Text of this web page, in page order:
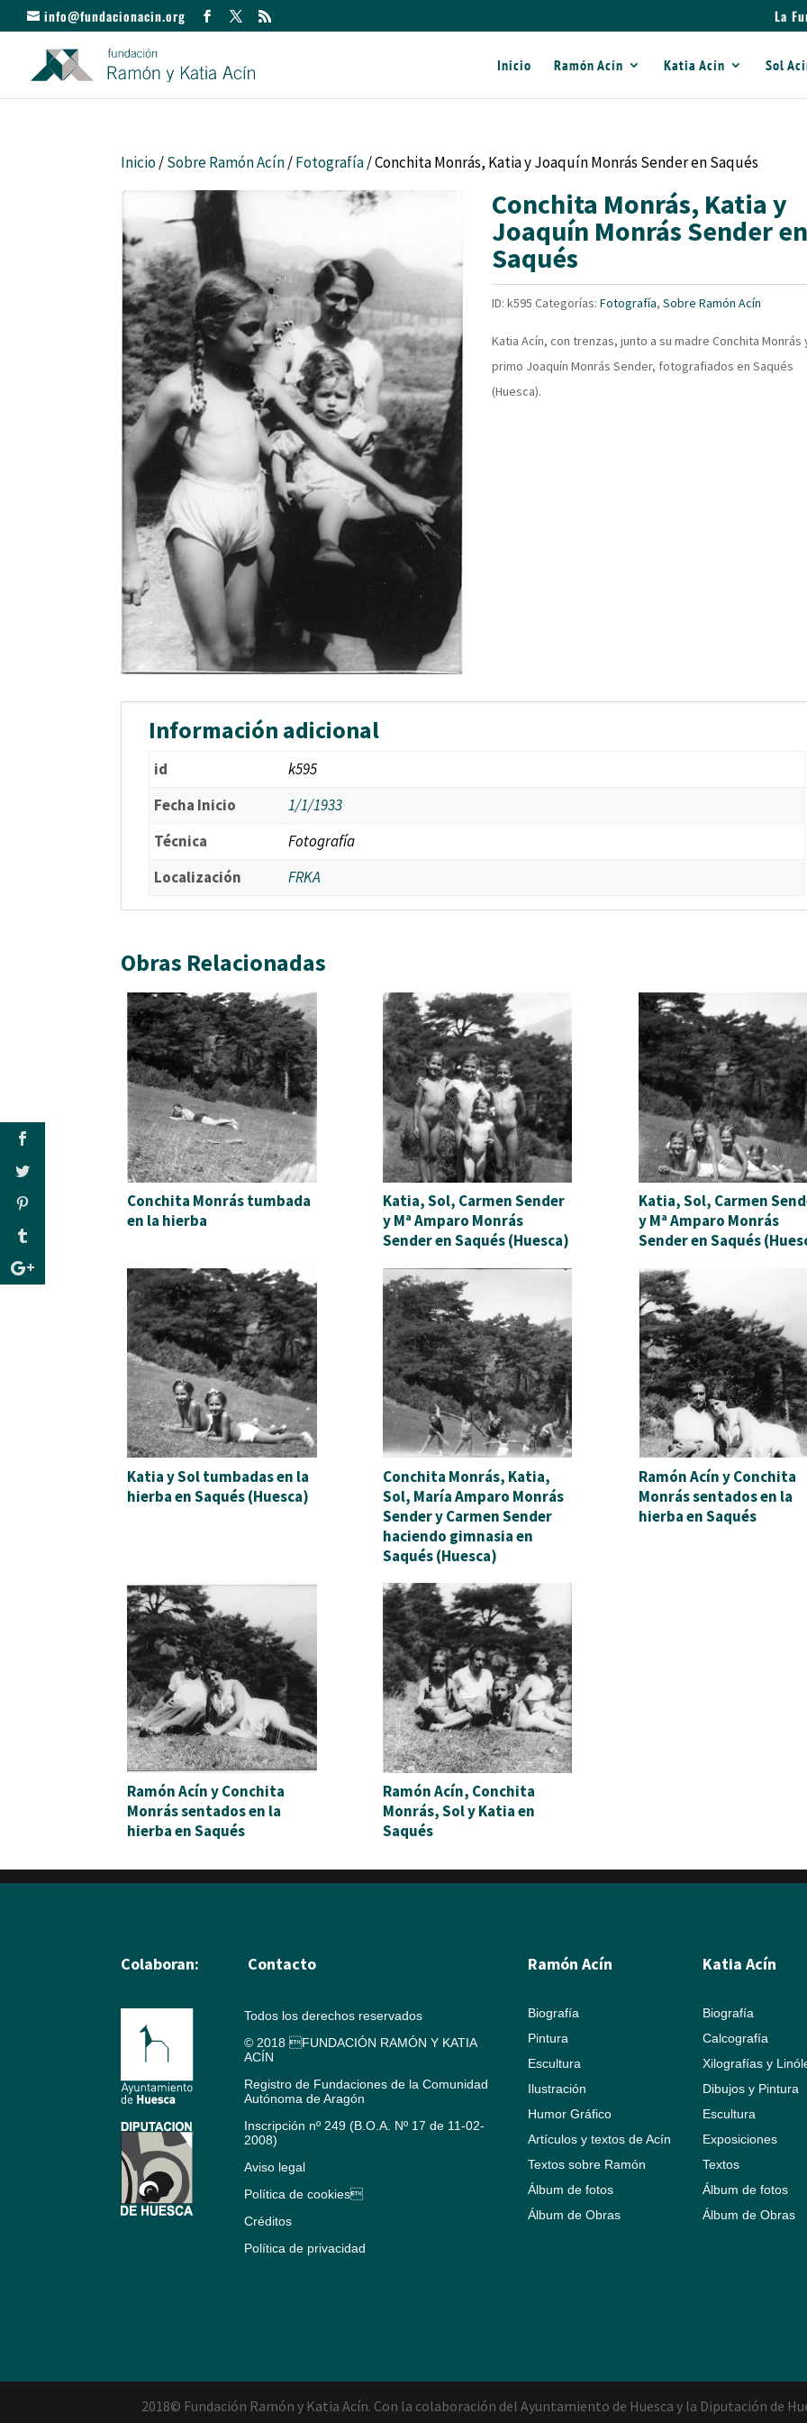
info@fundacionacin.org La
Inicio Ramón Acín Katia Acín Sol
Inicio/Sobre Ramón Acín/Fotografía/ Conchita Monrás, Katia y Joaquín Monrás Sender en Saqués
Conchita Monrás, Katia y
Joaquín Monrás Sender
Saqués
ID:k595 Categorías:Fotografía,Sobre Ramón Acín
Katia Acín, con trenzas, junto a su madre Conchita Monrás
primo Joaquín Monrás Sender, fotografiados en Saqués
(Huesca).
Información adicional
id
k595
Fecha Inicio
1/1/1933
Técnica
Fotografía
Localización
FRKA
Obras Relacionadas
Conchita Monrás tumbada
en la hierba
Katia, Sol, Carmen Sender
y Mª Amparo Monrás
Sender en Saqués (Huesca)
Katia, Sol, Carmen
y Mª Amparo Monrás
Sender en Saqués
Katia y Sol tumbadas en la
hierba en Saqués (Huesca)
Conchita Monrás, Katia,
Sol, María Amparo Monrás
Sender y Carmen Sender
haciendo gimnasia en
Saqués (Huesca)
Ramón Acín y Conchita
Monrás sentados en la
hierba en Saqués
Ramón Acín y Conchita
Monrás sentados en la
hierba en Saqués
Ramón Acín, Conchita
Monrás, Sol y Katia en
Saqués
Colaboran: Contacto
Todos los derechos reservados
© 2018 FUNDACIÓN RAMÓN Y KATIA
ACÍN
Registro de Fundaciones de la Comunidad
Autónoma de Aragón
Inscripción nº 249 (B.O.A. Nº 17 de 11-02-
2008)
Aviso legal
Política de cookies
Créditos
Política de privacidad
Ramón Acín
Biografía
Pintura
Escultura
Ilustración
Humor Gráfico
Artículos y textos de Acín
Textos sobre Ramón
Álbum de fotos
Álbum de Obras
Katia Acín
Biografía
Calcografía
Xilografías y
Dibujos y Pintura
Escultura
Exposiciones
Textos
Álbum de fotos
Álbum de Obras
2018© Fundación Ramón y Katia Acín. Con la colaboración del Ayuntamiento de Huesca y la Diputación de